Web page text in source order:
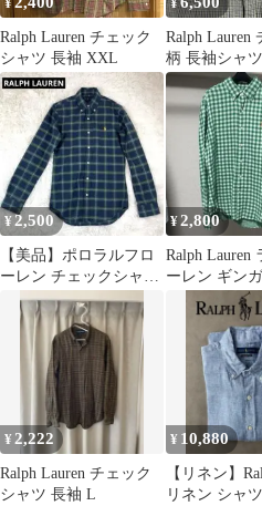
¥
Ralph Lauren チェック
シャツ 長袖 XXL
¥
Ralph Lauren
柄 長袖シャ
¥2,500
【美品】ポロラルフロ
ーレン チェックシャツ
長袖 スリムフィット ポ
ニー刺繍
¥2,800
Ralph Lauren
ーレン ギン
ク シャツ L緑
¥2,222
Ralph Lauren チェック
シャツ 長袖 L
¥ 10,880
【リネン】
リネン シャ